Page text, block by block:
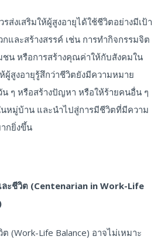
งเสริมให้ผู้สูงอายุได้ใช้ชีวิตอย่างมีเป้า
และสร้างสรรค์ เช่น การทำกิจกรรมจิต
ชน หรือการสร้างคุณค่าให้กับสังคมใน
ผู้สูงอายุรู้สึกว่าชีวิตยังมีความหมาย
น ๆ หรือสร้างปัญหา หรือให้ร้ายคนอื่น ๆ
หมู่บ้าน และนำไปสู่การมีชีวิตที่มีความ
กยิ่งขึ้น
ะชีวิต (Centenarian in Work-Life
(Work-Life Balance) อาจไม่เหมาะ